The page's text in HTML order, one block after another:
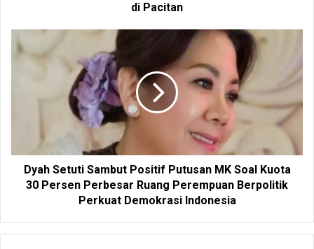
di Pacitan
Dyah Setuti Sambut Positif Putusan MK Soal Kuota
30 Persen Perbesar Ruang Perempuan Berpolitik
Perkuat Demokrasi Indonesia